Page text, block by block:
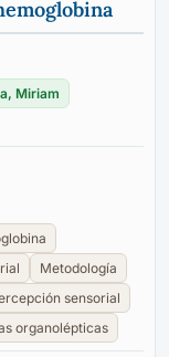
Miriam
Metodología
sensorial
organolépticas